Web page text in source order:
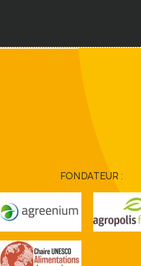
FONDATEUR :